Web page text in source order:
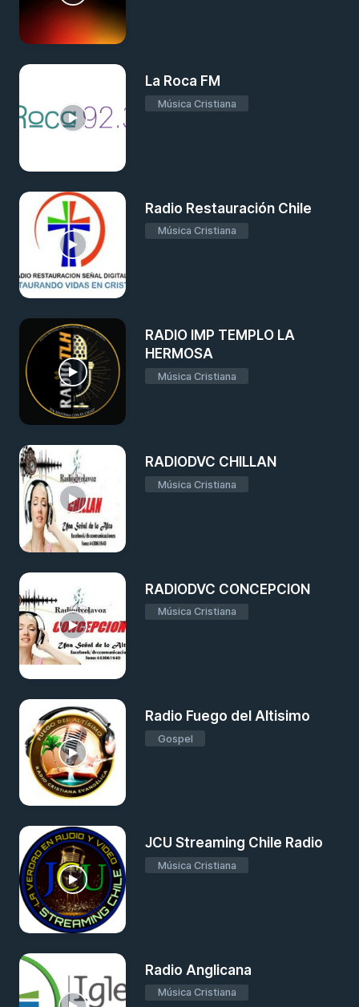
La Roca FM
Música Cristiana
Radio Restauración Chile
Música Cristiana
RADIO IMP TEMPLO LA
HERMOSA
Música Cristiana
RADIODVC CHILLAN
Música Cristiana
RADIODVC CONCEPCION
Música Cristiana
Radio Fuego del Altisimo
Gospel
JCU Streaming Chile Radio
Música Cristiana
Radio Anglicana
Música Cristiana